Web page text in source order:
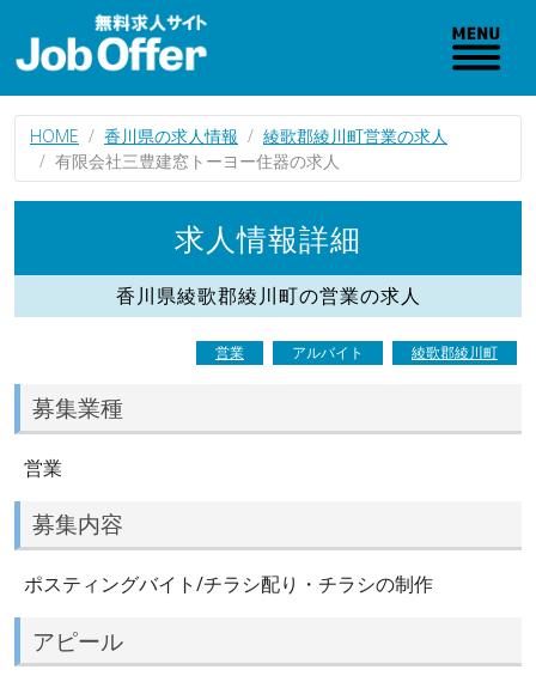
HOME 香川県の求人情報
綾歌郡綾川町営業の求人
有限会社三豊建窓トーヨー住器の求人
求人情報詳細
香川県綾歌郡綾川町の営業の求人
営業 アルバイト 綾歌郡綾川町
募集業種
営業
募集内容
ポスティングバイト/チラシ配り・チラシの制作
アピール